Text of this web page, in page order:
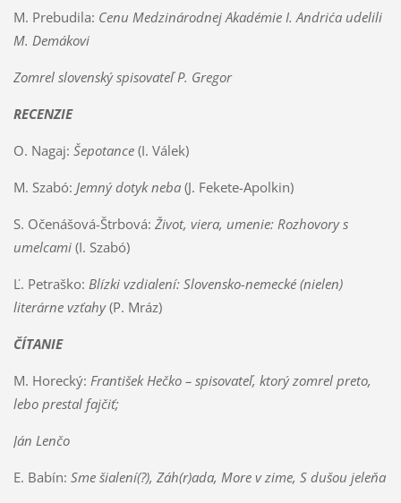
M. Prebudila: Cenu Medzinárodnej Akadémie I. Andrića udelili
M. Demákovi
Zomrel slovenský spisovateľ P. Gregor
RECENZIE
O. Nagaj: Šepotance (I. Válek)
M. Szabó: Jemný dotyk neba (J. Fekete-Apolkin)
S. Očenášová-Štrbová: Život, viera, umenie: Rozhovory s
umelcami (I. Szabó)
Ľ. Petraško: Blízki vzdialení: Slovensko-nemecké (nielen)
literárne vzťahy(P. Mráz)
ČÍTANIE
M. Horecký: František Hečko – spisovateľ, ktorý zomrel preto,
lebo prestal fajčiť;
Ján Lenčo
E. Babín: Sme šialení(?), Záh(r)ada, More v zime, S dušou jeleňa